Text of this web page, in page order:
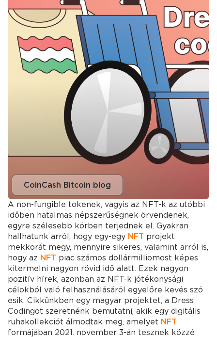
CoinCash Bitcoin blog
A non-fungible tokenek, vagyis az NFT-k az utóbbi
időben hatalmas népszerűségnek örvendenek,
egyre szélesebb körben terjednek el. Gyakran
hallhatunk arról, hogy egy-egy NFT projekt
mekkorát megy, mennyire sikeres, valamint arról is,
hogy az NFT piac számos dollármilliomost képes
kitermelni nagyon rövid idő alatt. Ezek nagyon
pozitív hírek, azonban az NFT-k jótékonysági
célokból való felhasználásáról egyelőre kevés szó
esik. Cikkünkben egy magyar projektet, a Dress
Codingot szeretnénk bemutatni, akik egy digitális
ruhakollekciót álmodtak meg, amelyet NFT
formájában 2021. november 3-án tesznek közzé